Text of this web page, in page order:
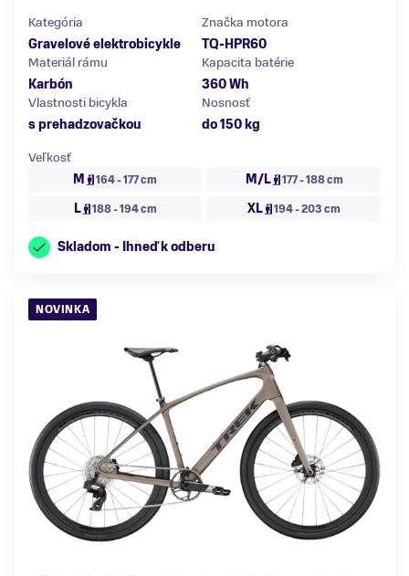
Kategória
Gravelové elektrobicykle
Značka motora
TQ-HPR60
Materiál rámu
Karbón
Kapacita batérie
360 Wh
Vlastnosti bicykla
s prehadzovačkou
Nosnosť
do 150 kg
Veľkosť
M
164 - 177 cm M/L 177 - 188 cm
L 188 - 194 cm XL 194 - 203 cm
Skladom - Ihneď k odberu
NOVINKA